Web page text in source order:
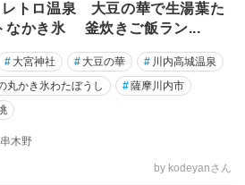
トロ温泉 大豆の華で生湯葉た
なかき氷 釜炊きご飯ラン...
# 大宮神社 # 大豆の華 # 川内高城温泉
丸かき氷わたぼうし #薩摩川内市
木野
by kodeyanさん